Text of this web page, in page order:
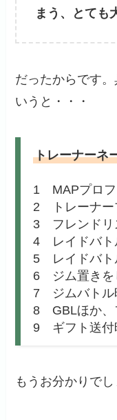
まう、とても
だったからです
いうと・・・
トレーナーネ
1 MAPプロフ
2 トレーナー
3 フレンドリ
4 レイドバト
5 レイドバト
6 ジム置きを
7 ジムバトル
8 GBLほか、
9 ギフト送付
もうお分かりでし